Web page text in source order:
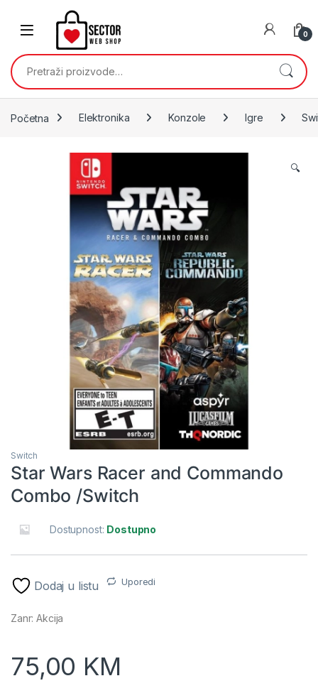
Skip to navigation
0
Pretraži:
Početna Elektronika Konzole Igre
🔍
Switch
Star Wars Racer and Commando
Combo /Switch
Dostupnost: Dostupno
Dodaj u listu Uporedi
Zanr: Akcija
75,00 KM